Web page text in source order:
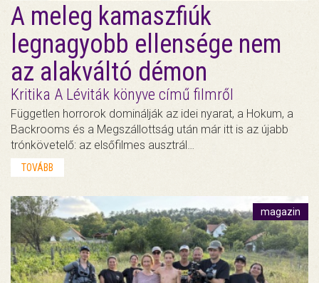
A meleg kamaszfiúk
legnagyobb ellensége nem
az alakváltó démon
Kritika A Léviták könyve című filmről
Független horrorok dominálják az idei nyarat, a Hokum, a
Backrooms és a Megszállottság után már itt is az újabb
trónkövetelő: az elsőfilmes ausztrál…
TOVÁBB
magazin